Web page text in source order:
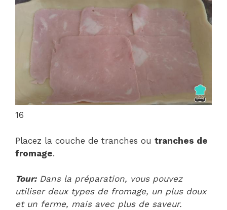
16
Placez la couche de tranches ou tranches de
fromage.
Tour:Dans la préparation, vous pouvez
utiliser deux types de fromage, un plus doux
et un ferme, mais avec plus de saveur.